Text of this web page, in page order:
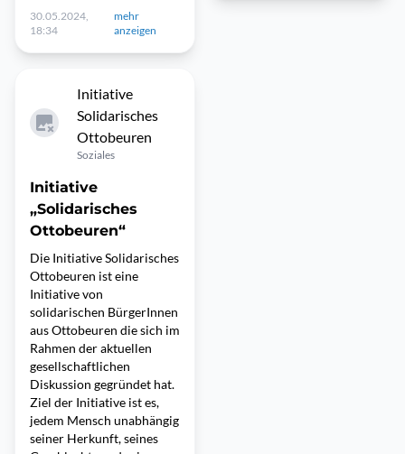
30.05.2024,
18:34
mehr
anzeigen
Initiative
Solidarisches
Ottobeuren
Soziales
Initiative
„Solidarisches
Ottobeuren“
Die Initiative Solidarisches
Ottobeuren ist eine
Initiative von
solidarischen BürgerInnen
aus Ottobeuren die sich im
Rahmen der aktuellen
gesellschaftlichen
Diskussion gegründet hat.
Ziel der Initiative ist es,
jedem Mensch unabhängig
seiner Herkunft, seines